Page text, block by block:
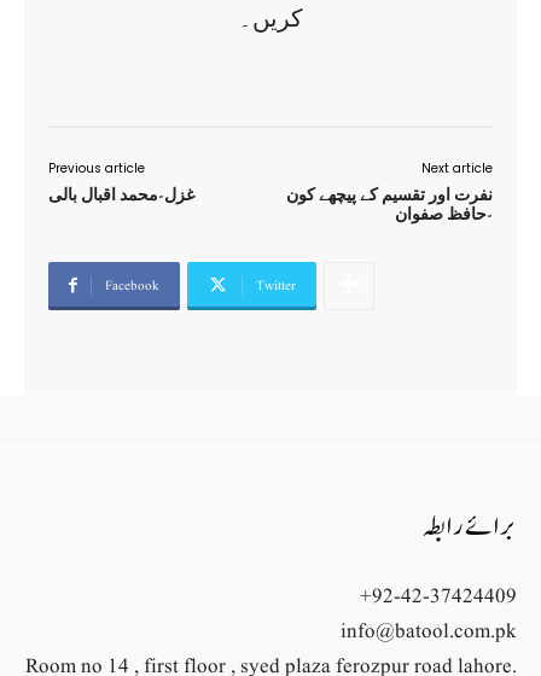
کریں۔
Previous article
غزل-محمد اقبال بالی
Next article
نفرت اور تقسیم کے پیچھے کون
-حافظ صفوان
Facebook Twitter
برائے رابطہ
+92-42-37424409
info@batool.com.pk
Room no 14 , first floor , syed plaza ferozpur road lahore.